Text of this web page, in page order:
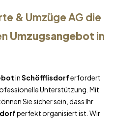
& Umzüge AG die
Umzugsangebot in
inSchöfflisdorferfordert
Unterstützung. Mit
Sie sicher sein, dass Ihr
perfekt organisiert ist. Wir